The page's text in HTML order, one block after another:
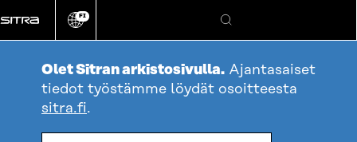
suoraan
sisältöön
Vaihda
kieli
FI
Hae
Olet Sitran arkistosivulla. Ajantasaiset
tiedot työstämme löydät osoitteesta
sitra.fi.